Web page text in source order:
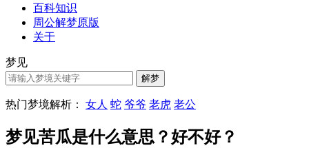
百科知识
周公解梦原版
关于
梦见
热门梦境解析： 女人 蛇 爷爷 老虎 老公
梦见苦瓜是什么意思？好不好？